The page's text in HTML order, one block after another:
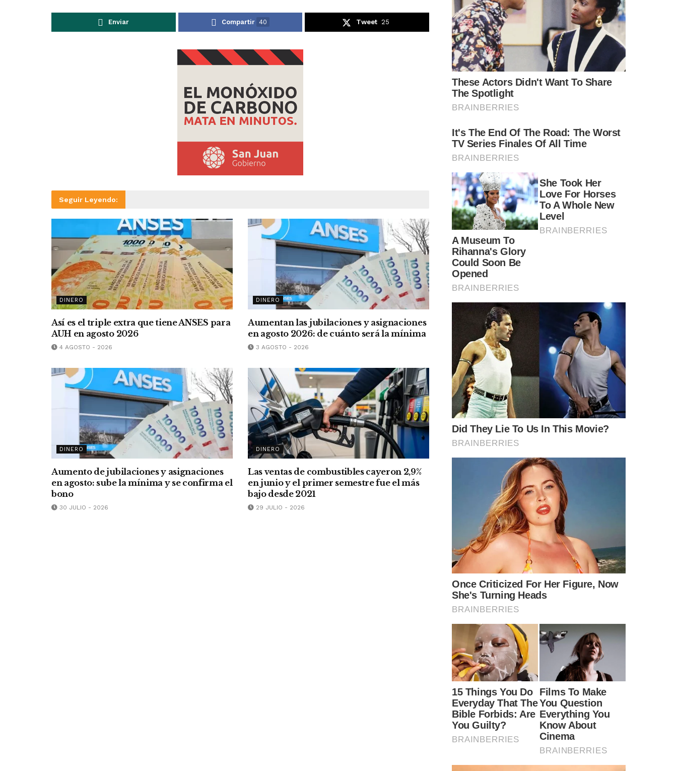
Enviar Compartir 40 Tweet 25
Seguir Leyendo:
DINERO
Así es el triple extra que tiene ANSES para
AUH en agosto 2026
4 AGOSTO - 2026
DINERO
Aumentan las jubilaciones y asignaciones
en agosto 2026: de cuánto será la mínima
3 AGOSTO - 2026
DINERO
Aumento de jubilaciones y asignaciones
en agosto: sube la mínima y se confirma el
bono
30 JULIO - 2026
DINERO
Las ventas de combustibles cayeron 2,9%
en junio y el primer semestre fue el más
bajo desde 2021
29 JULIO - 2026